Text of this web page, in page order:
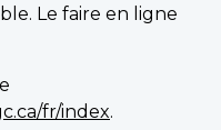
Le faire en ligne
fr/index.